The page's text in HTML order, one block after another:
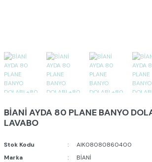
BİANİ AYDA 80 PLANE BANYO
LAVABO
Stok Kodu
AIK08080860400
Marka
BİANİ